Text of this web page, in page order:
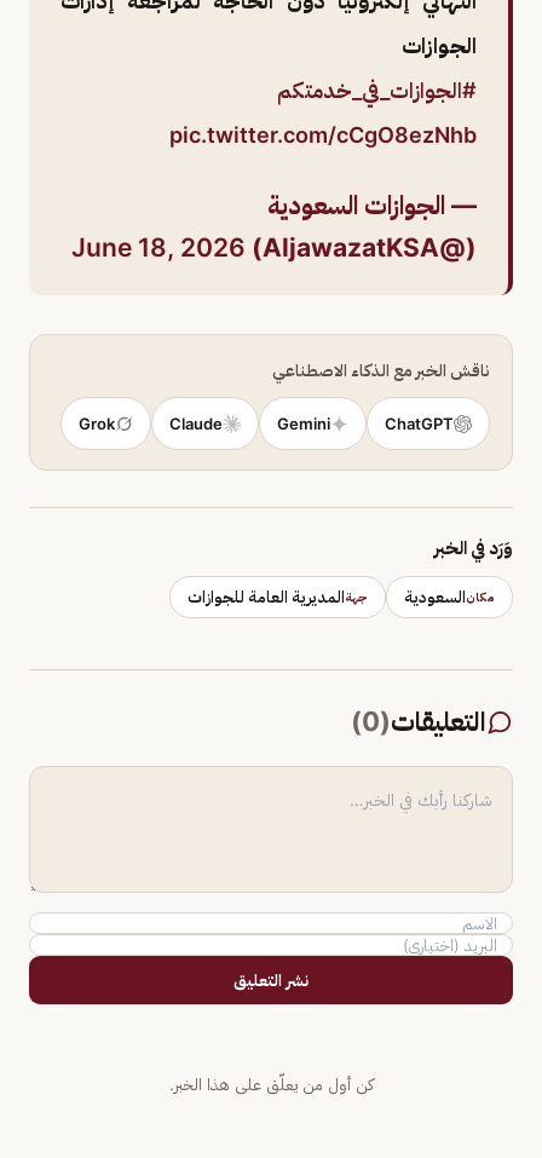
#الجوازات_في_خدمتكم
pic.twitter.com/cCgO8ezNhb
— الجوازات السعودية
(@AljawazatKSA)
June 18, 2026
ناقش الخبر مع الذكاء الاصطناعي
ChatGPT
Gemini
Claude
Grok
وَرَد في الخبر
مكانالسعودية جهةالمديرية العامة للجوازات
التعليقات(
0
)
نشر التعليق
كن أول من يعلّق على هذا الخبر.